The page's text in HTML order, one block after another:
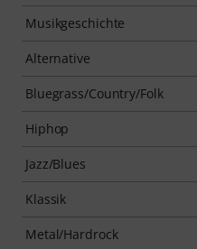
Musikgeschichte
Alternative
Bluegrass/Country/Folk
Hiphop
Jazz/Blues
Klassik
Metal/Hardrock